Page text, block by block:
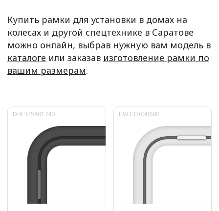
Купить рамки для установки в домах на
колесах и другой спецтехнике в Саратове
можно онлайн, выбрав нужную вам модель в
каталоге или заказав изготовление рамки по
вашим размерам.
DBL345801740 HWT33600600